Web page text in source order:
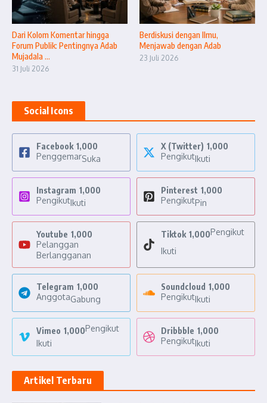
Dari Kolom Komentar hingga
Forum Publik: Pentingnya Adab
Mujadala ...
31 Juli 2026
Berdiskusi dengan Ilmu,
Menjawab dengan Adab
23 Juli 2026
Social Icons
Facebook 1,000
PenggemarSuka
X (Twitter) 1,000
PengikutIkuti
Instagram 1,000
PengikutIkuti
Pinterest 1,000
PengikutPin
Youtube 1,000
Pelanggan
Berlangganan
Tiktok 1,000Pengikut
Ikuti
Telegram 1,000
AnggotaGabung
Soundcloud 1,000
PengikutIkuti
Vimeo 1,000Pengikut
Ikuti
Dribbble 1,000
PengikutIkuti
Artikel Terbaru